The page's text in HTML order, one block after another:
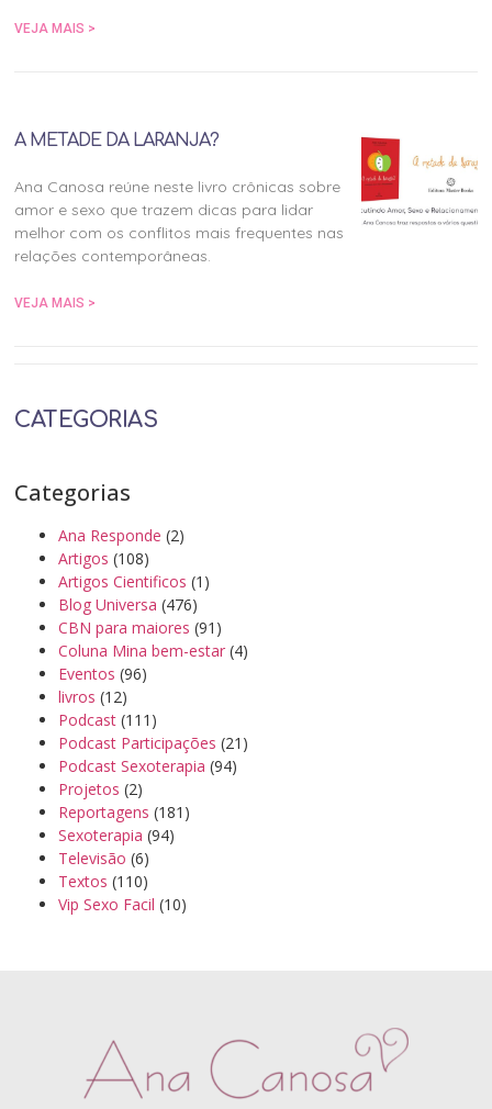
VEJA MAIS >
A METADE DA LARANJA?
Ana Canosa reúne neste livro crônicas sobre
amor e sexo que trazem dicas para lidar
melhor com os conflitos mais frequentes nas
relações contemporâneas.
VEJA MAIS >
CATEGORIAS
Categorias
Ana Responde (2)
Artigos (108)
Artigos Cientificos (1)
Blog Universa (476)
CBN para maiores (91)
Coluna Mina bem-estar (4)
Eventos (96)
livros (12)
Podcast (111)
Podcast Participações (21)
Podcast Sexoterapia (94)
Projetos (2)
Reportagens (181)
Sexoterapia (94)
Televisão (6)
Textos (110)
Vip Sexo Facil (10)